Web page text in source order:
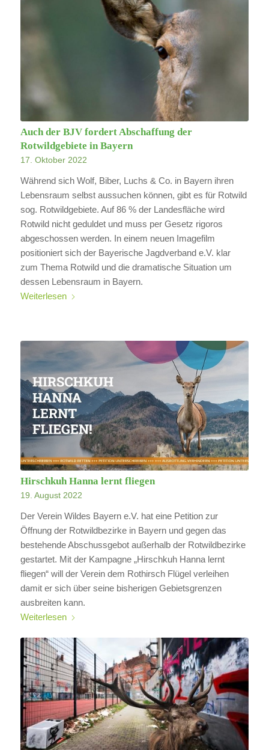
Auch der BJV fordert Abschaffung der
Rotwildgebiete in Bayern
17. Oktober 2022
Während sich Wolf, Biber, Luchs & Co. in Bayern ihren
Lebensraum selbst aussuchen können, gibt es für Rotwild
sog. Rotwildgebiete. Auf 86 % der Landesfläche wird
Rotwild nicht geduldet und muss per Gesetz rigoros
abgeschossen werden. In einem neuen Imagefilm
positioniert sich der Bayerische Jagdverband e.V. klar
zum Thema Rotwild und die dramatische Situation um
dessen Lebensraum in Bayern.
Weiterlesen
Hirschkuh Hanna lernt fliegen
19. August 2022
Der Verein Wildes Bayern e.V. hat eine Petition zur
Öffnung der Rotwildbezirke in Bayern und gegen das
bestehende Abschussgebot außerhalb der Rotwildbezirke
gestartet. Mit der Kampagne „Hirschkuh Hanna lernt
fliegen“ will der Verein dem Rothirsch Flügel verleihen
damit er sich über seine bisherigen Gebietsgrenzen
ausbreiten kann.
Weiterlesen